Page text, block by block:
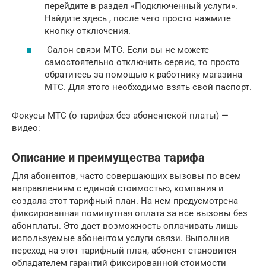
перейдите в раздел «Подключенный услуги».
Найдите здесь , после чего просто нажмите
кнопку отключения.
Салон связи МТС. Если вы не можете
самостоятельно отключить сервис, то просто
обратитесь за помощью к работнику магазина
МТС. Для этого необходимо взять свой паспорт.
Фокусы МТС (о тарифах без абонентской платы) —
видео:
Описание и преимущества тарифа
Для абонентов, часто совершающих вызовы по всем
направлениям с единой стоимостью, компания и
создала этот тарифный план. На нем предусмотрена
фиксированная поминутная оплата за все вызовы без
абонплаты. Это дает возможность оплачивать лишь
используемые абонентом услуги связи. Выполнив
переход на этот тарифный план, абонент становится
обладателем гарантий фиксированной стоимости